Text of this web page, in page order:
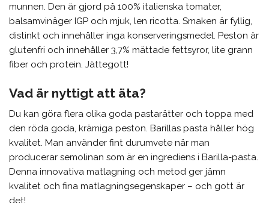
munnen. Den är gjord på 100% italienska tomater,
balsamvinäger IGP och mjuk, len ricotta. Smaken är fyllig,
distinkt och innehåller inga konserveringsmedel. Peston är
glutenfri och innehåller 3,7% mättade fettsyror, lite grann
fiber och protein. Jättegott!
Vad är nyttigt att äta?
Du kan göra flera olika goda pastarätter och toppa med
den röda goda, krämiga peston. Barillas pasta håller hög
kvalitet. Man använder fint durumvete när man
producerar semolinan som är en ingrediens i Barilla-pasta.
Denna innovativa matlagning och metod ger jämn
kvalitet och fina matlagningsegenskaper – och gott är
det!